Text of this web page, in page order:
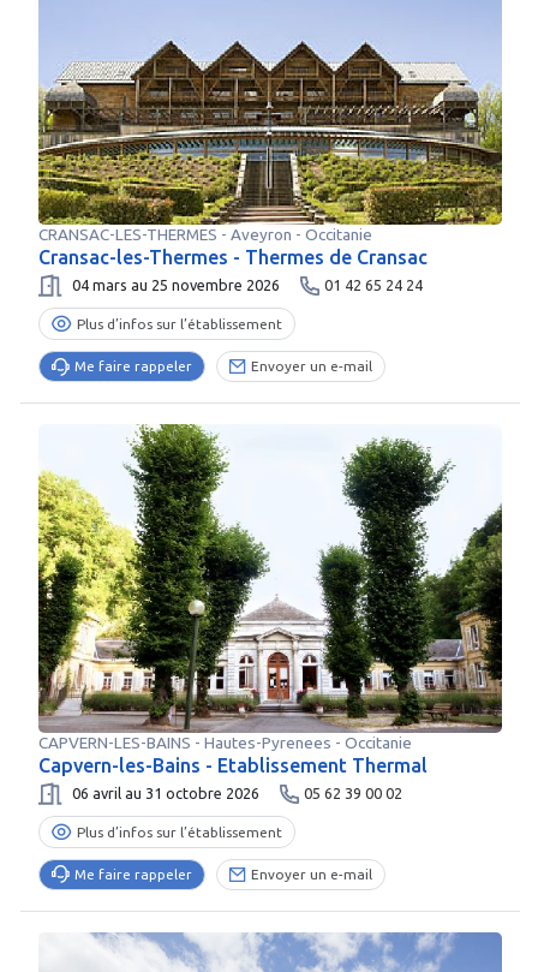
CRANSAC-LES-THERMES - Aveyron - Occitanie
Cransac-les-Thermes - Thermes de Cransac
04 mars au 25 novembre 2026 01 42 65 24 24
Plus d’infos sur l’établissement
Me faire rappeler Envoyer un e-mail
CAPVERN-LES-BAINS - Hautes-Pyrenees - Occitanie
Capvern-les-Bains - Etablissement Thermal
06 avril au 31 octobre 2026 05 62 39 00 02
Plus d’infos sur l’établissement
Me faire rappeler Envoyer un e-mail